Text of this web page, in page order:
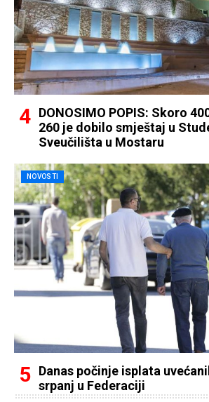
DONOSIMO POPIS: Skoro
260 je dobilo smještaj u
Sveučilišta u Mostaru
NOVOSTI
Danas počinje isplata
srpanj u Federaciji